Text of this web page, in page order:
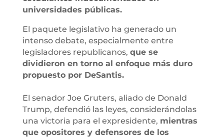
universidades públicas.
El paquete legislativo ha generado un
intenso debate, especialmente entre
legisladores republicanos, que se
dividieron en torno al enfoque más duro
propuesto por DeSantis.
El senador Joe Gruters, aliado de Donald
Trump, defendió las leyes, considerándolas
una victoria para el expresidente, mientras
que opositores y defensores de los